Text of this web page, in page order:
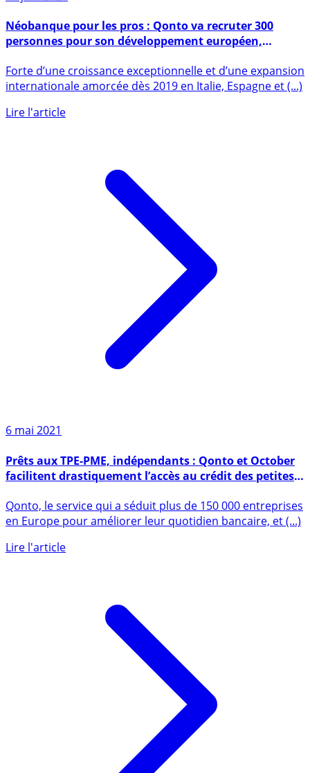
Néobanque pour les pros : Qonto va recruter 300
500.000 clients visés à fin 2023
Forte d’une croissance exceptionnelle et d’une expansion
internationale amorcée dès 2019 en Italie, Espagne et (...)
Prêts aux TPE-PME, indépendants : Qonto et October
entreprises !
Qonto, le service qui a séduit plus de 150 000 entreprises
en Europe pour améliorer leur quotidien bancaire, et (...)